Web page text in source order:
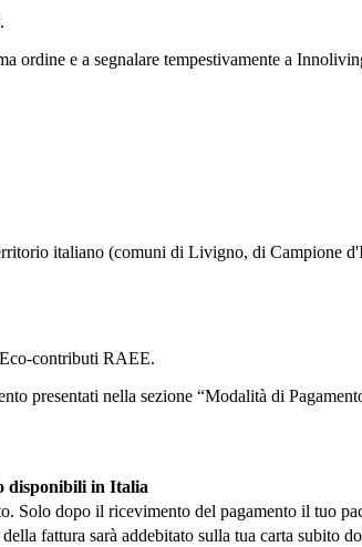
ordine e a segnalare tempestivamente a
italiano (comuni di Livigno, di Campione
contributi RAEE.
presentati nella sezione “Modalità di
disponibili in Italia
Solo dopo il ricevimento del pagamento il tuo
fattura sarà addebitato sulla tua carta subito